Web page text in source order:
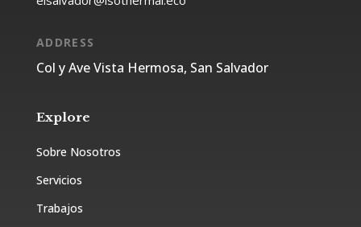
ADDRESS
Col y Ave Vista Hermosa, San Salvador
Explore
Sobre Nosotros
Servicios
Trabajos